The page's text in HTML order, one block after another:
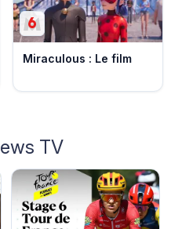
Miraculous : Le film
TV